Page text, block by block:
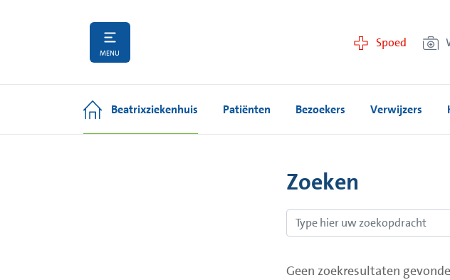
MENU
Spoed
Beatrixziekenhuis Patiënten Bezoekers Verwijzers
Zoeken
Geen zoekresultaten